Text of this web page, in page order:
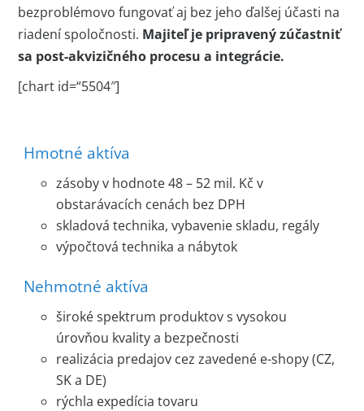
bezproblémovo fungovať aj bez jeho ďalšej účasti na
riadení spoločnosti. Majiteľ je pripravený zúčastniť
sa post-akvizičného procesu a integrácie.
[chart id=“5504″]
Hmotné aktíva
zásoby v hodnote 48 – 52 mil. Kč v
obstarávacích cenách bez DPH
skladová technika, vybavenie skladu, regály
výpočtová technika a nábytok
Nehmotné aktíva
široké spektrum produktov s vysokou
úrovňou kvality a bezpečnosti
realizácia predajov cez zavedené e-shopy (CZ,
SK a DE)
rýchla expedícia tovaru